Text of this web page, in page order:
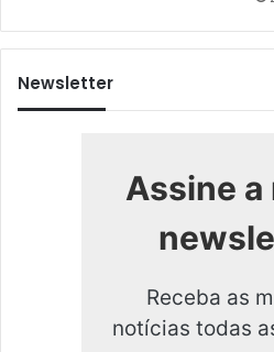
Newsletter
Assine a
Receba as
notícias todas